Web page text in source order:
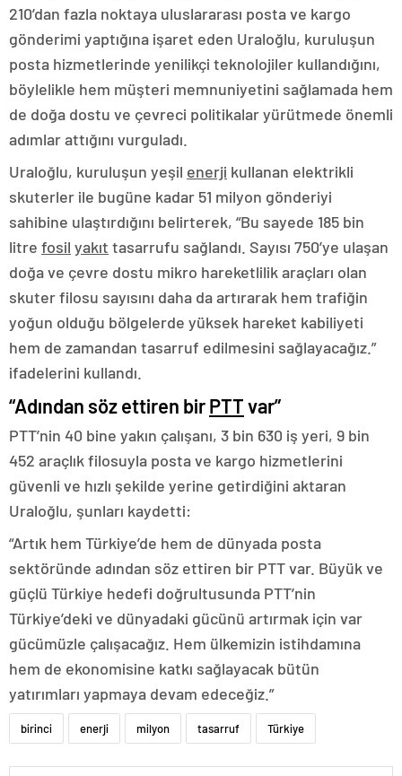
210’dan fazla noktaya uluslararası posta ve kargo
gönderimi yaptığına işaret eden Uraloğlu, kuruluşun
posta hizmetlerinde yenilikçi teknolojiler kullandığını,
böylelikle hem müşteri memnuniyetini sağlamada hem
de doğa dostu ve çevreci politikalar yürütmede önemli
adımlar attığını vurguladı.
Uraloğlu, kuruluşun yeşil enerji kullanan elektrikli
skuterler ile bugüne kadar 51 milyon gönderiyi
sahibine ulaştırdığını belirterek, “Bu sayede 185 bin
litre fosil yakıt tasarrufu sağlandı. Sayısı 750’ye ulaşan
doğa ve çevre dostu mikro hareketlilik araçları olan
skuter filosu sayısını daha da artırarak hem trafiğin
yoğun olduğu bölgelerde yüksek hareket kabiliyeti
hem de zamandan tasarruf edilmesini sağlayacağız.”
ifadelerini kullandı.
“Adından söz ettiren birPTTvar”
PTT’nin 40 bine yakın çalışanı, 3 bin 630 iş yeri, 9 bin
452 araçlık filosuyla posta ve kargo hizmetlerini
güvenli ve hızlı şekilde yerine getirdiğini aktaran
Uraloğlu, şunları kaydetti:
“Artık hem Türkiye’de hem de dünyada posta
sektöründe adından söz ettiren bir PTT var. Büyük ve
güçlü Türkiye hedefi doğrultusunda PTT’nin
Türkiye’deki ve dünyadaki gücünü artırmak için var
gücümüzle çalışacağız. Hem ülkemizin istihdamına
hem de ekonomisine katkı sağlayacak bütün
yatırımları yapmaya devam edeceğiz.”
birinci enerji milyon tasarruf Türkiye